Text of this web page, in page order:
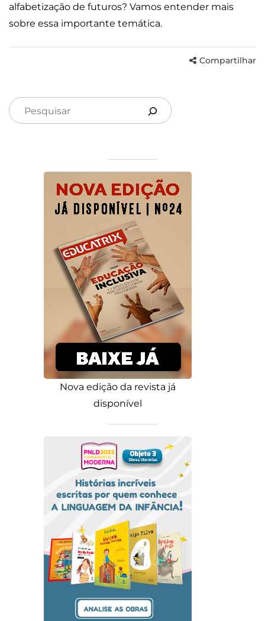
alfabetização de futuros? Vamos entender mais
sobre essa importante temática.
Compartilhar
Nova edição da revista já
disponível